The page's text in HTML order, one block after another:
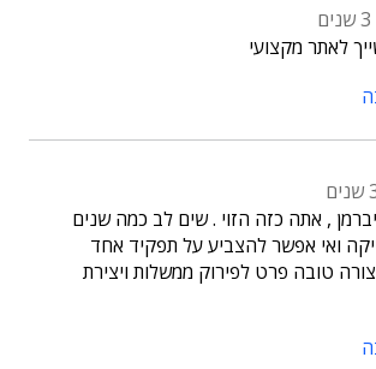
לאתר מקצועי
, אתה כזה הזוי . שים לב כמה שנים
ואי אפשר להצביע על תפקיד אחד
טובה פרט לפירוק ממשלות ויצירת